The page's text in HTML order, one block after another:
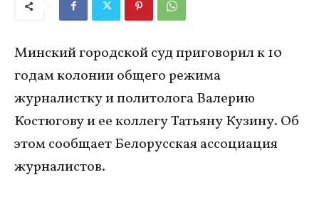
Минский городской суд приговорил к 10
годам колонии общего режима
журналистку и политолога Валерию
Костюгову и ее коллегу Татьяну Кузину. Об
этом сообщает Белорусская ассоциация
журналистов.